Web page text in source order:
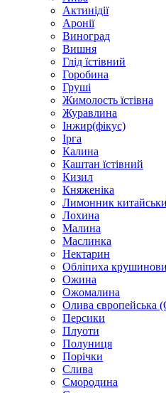
Актинідії
Аронії
Виноград
Вишня
Глід їстівний
Горобина
Груші
Жимолость їстівна
Журавлина
Інжир(фікус)
Ірга
Калина
Каштан їстівний
Кизил
Княженіка
Лимонник
Лохина
Малина
Маслинка
Нектарин
Обліпиха
Ожина
Ожомалина
Олива європейська
Персики
Плуоти
Полуниця
Порічки
Слива
Смородина